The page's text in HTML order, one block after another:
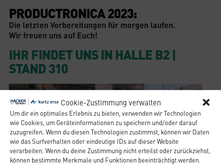
Cookie-Zustimmung verwalten
Um dir ein optimales Erlebnis zu bieten, verwenden wir Technologien
wie Cookies, um Geräteinformationen zu speichern und/oder darauf
zuzugreifen. Wenn du diesen Technologien zustimmst, können wir Daten
wie das Surfverhalten oder eindeutige IDs auf dieser Website
verarbeiten. Wenn du deine Zustimmung nicht erteilst oder zurückziehst,
können bestimmte Merkmale und Funktionen beeinträchtigt werden.
PRODUCTRONICA 2023:
Die letzten Vorbereitungen für morgen laufen.
Wir freuen uns auf Euch!
IHR FINDET UNS IN HALLE B2 |
STAND 310